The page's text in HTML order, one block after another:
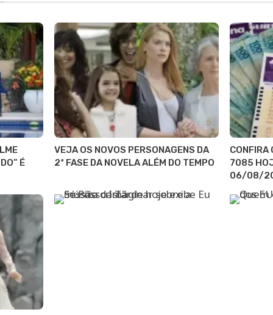
É
VEJA OS NOVOS PERSONAGENS DA
2ª FASE DA NOVELA ALÉM DO TEMPO
CONFIRA
7085
06/08/